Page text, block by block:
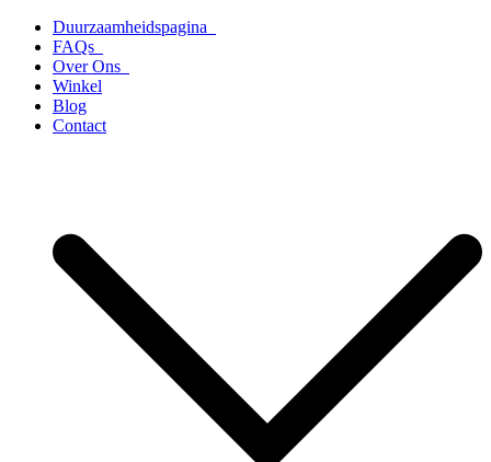
naar
inhoud
Duurzaamheidspagina
FAQs
Over Ons
Winkel
Blog
Contact